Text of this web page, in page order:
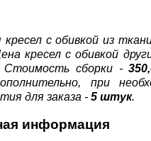
кресел с обивкой из
кресел с обивкой
Стоимость сборки -
при
для заказа - 5 штук.
информация